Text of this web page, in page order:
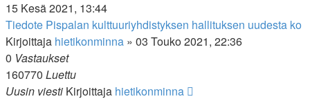
15 Kesä 2021, 13:44
Tiedote Pispalan kulttuuriyhdistyksen hallituksen uudesta ko
Kirjoittaja hietikonminna » 03 Touko 2021, 22:36
0 Vastaukset
160770 Luettu
Uusin viesti Kirjoittaja hietikonminna